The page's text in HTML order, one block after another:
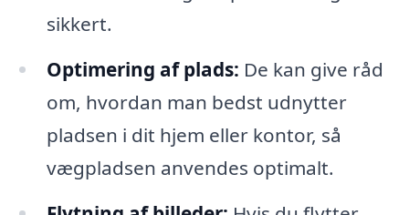
sikkert.
Optimering af plads: De kan give råd
om, hvordan man bedst udnytter
pladsen i dit hjem eller kontor, så
vægpladsen anvendes optimalt.